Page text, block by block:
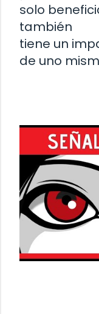
solo
también
tiene un
de uno